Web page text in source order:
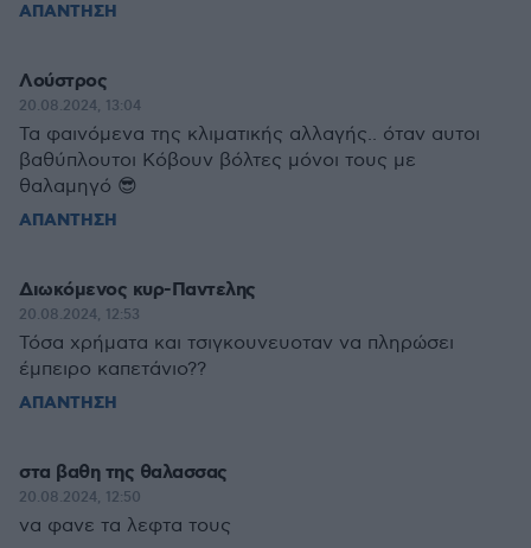
ΑΠΑΝΤΗΣΗ
Λούστρος
20.08.2024, 13:04
Τα φαινόμενα της κλιματικής αλλαγής.. όταν αυτοι
βαθύπλουτοι Κόβουν βόλτες μόνοι τους με
θαλαμηγό 😎
ΑΠΑΝΤΗΣΗ
Διωκόμενος κυρ-Παντελης
20.08.2024, 12:53
Τόσα χρήματα και τσιγκουνευοταν να πληρώσει
έμπειρο καπετάνιο??
ΑΠΑΝΤΗΣΗ
στα βαθη της θαλασσας
20.08.2024, 12:50
να φανε τα λεφτα τους